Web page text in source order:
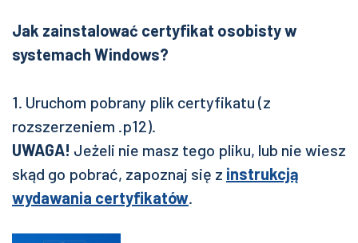
Jak zainstalować certyfikat osobisty w
systemach Windows?
1. Uruchom pobrany plik certyfikatu (z
rozszerzeniem .p12).
UWAGA! Jeżeli nie masz tego pliku, lub nie wiesz
skąd go pobrać, zapoznaj się z instrukcją
wydawania certyfikatów.